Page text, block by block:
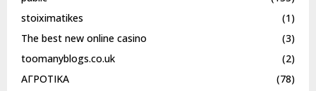
stoiximatikes
(1)
The best new online casino
(3)
toomanyblogs.co.uk
(2)
ΑΓΡΟΤΙΚΑ
(78)